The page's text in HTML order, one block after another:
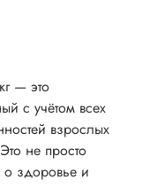
— это
с учётом всех
взрослых
не просто
о здоровье и